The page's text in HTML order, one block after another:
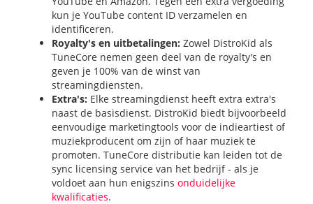
kun je YouTube content ID verzamelen en
identificeren.
Royalty's en uitbetalingen: Zowel DistroKid als
TuneCore nemen geen deel van de royalty's en
geven je 100% van de winst van
streamingdiensten.
Extra's: Elke streamingdienst heeft extra extra's
naast de basisdienst. DistroKid biedt bijvoorbeeld
eenvoudige marketingtools voor de indieartiest of
muziekproducent om zijn of haar muziek te
promoten. TuneCore distributie kan leiden tot de
sync licensing service van het bedrijf - als je
voldoet aan hun enigszins onduidelijke
kwalificaties.